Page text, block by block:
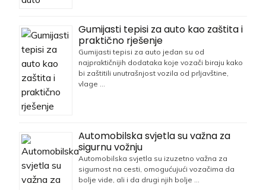
Gumijasti tepisi za auto kao zaštita i
praktično rješenje
Gumijasti tepisi za auto jedan su od
najpraktičnijih dodataka koje vozači biraju kako
bi zaštitili unutrašnjost vozila od prljavštine,
vlage …
Automobilska svjetla su važna za
sigurnu vožnju
Automobilska svjetla su izuzetno važna za
sigurnost na cesti, omogućujući vozačima da
bolje vide, ali i da drugi njih bolje …